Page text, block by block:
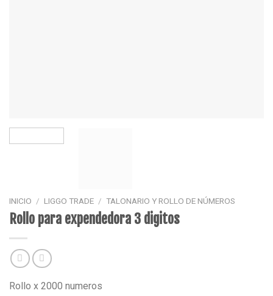
INICIO / LIGGO TRADE / TALONARIO Y ROLLO DE NÚMEROS
Rollo para expendedora 3 digitos
Rollo x 2000 numeros